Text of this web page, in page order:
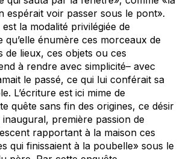
espérait voir passer sous le pont».
la modalité privilégiée de
qu’elle énumère ces morceaux de
de lieux, ces objets ou ces
à rendre avec simplicité– avec
le passé, ce qui lui conférait sa
L’écriture est ici mime de
quête sans fin des origines, ce désir
première passion de
rapportant à la maison ces
qui finissaient à la poubelle» sous le